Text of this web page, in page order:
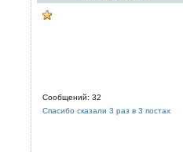
Сообщений: 32
Спасибо сказали 3 раз в 3 постах